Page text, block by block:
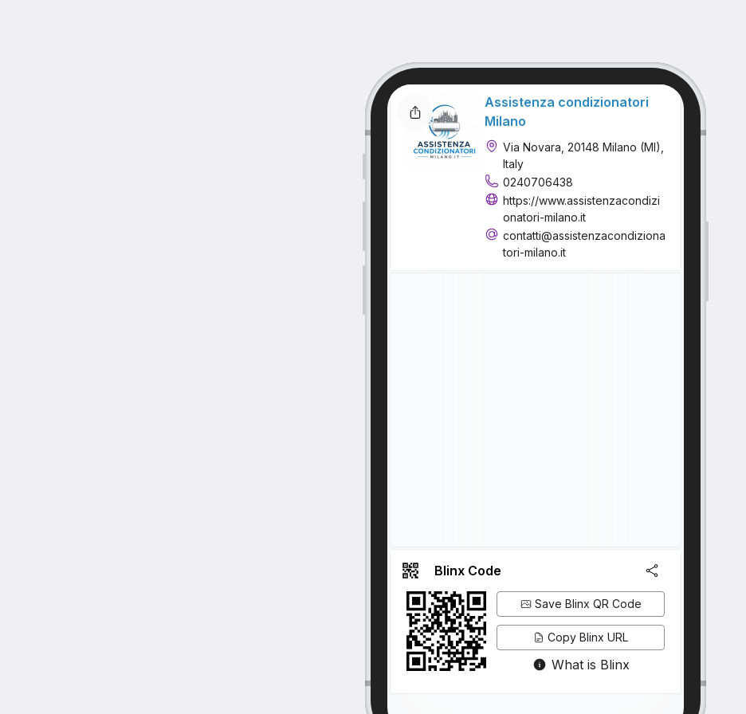
Assistenza condizionatori
Milano
Via Novara, 20148 Milano (MI),
Italy
0240706438
https://www.assistenzacondizi
onatori-milano.it
contatti@assistenzacondiziona
tori-milano.it
Blinx Code
Save Blinx QR Code
Copy Blinx URL
What is Blinx